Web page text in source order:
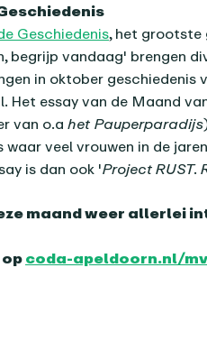
Geschiedenis, het grootste
vandaag' brengen
in oktober
Het essay van de Maand
van o.a het Pauperparadijs
veel vrouwen in de
is dan ook 'Project RUST.
maand weer allerlei
coda-apeldoorn.nl/